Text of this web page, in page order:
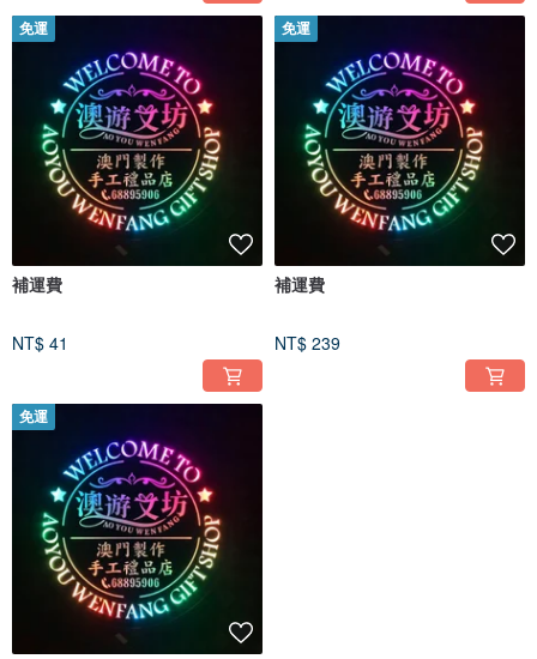
免運
補運費
NT$ 41
免運
補運費
NT$ 239
免運